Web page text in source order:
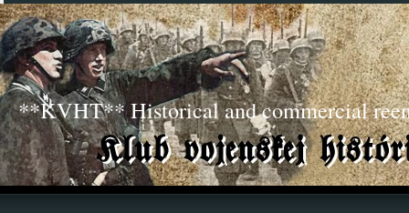
**KVHT** Historical and commercial